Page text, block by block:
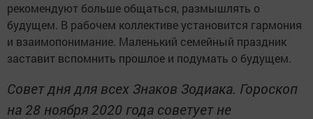
рекомендуют больше общаться, размышлять о
будущем. В рабочем коллективе установится гармония
и взаимопонимание. Маленький семейный праздник
заставит вспомнить прошлое и подумать о будущем.
Совет дня для всех Знаков Зодиака. Гороскоп
на 28 ноября 2020 года советует не